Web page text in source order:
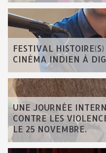
FESTIVAL
CINÉMA INDIEN À
UNE JOURNÉE
CONTRE LES
LE 25 NOVEMBRE.